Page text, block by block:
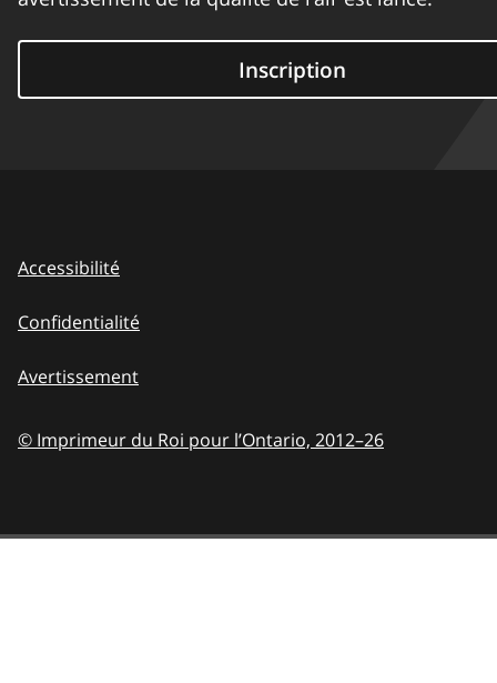
Inscription
Accessibilité
Confidentialité
Avertissement
© Imprimeur du Roi pour l’Ontario, 2012–26